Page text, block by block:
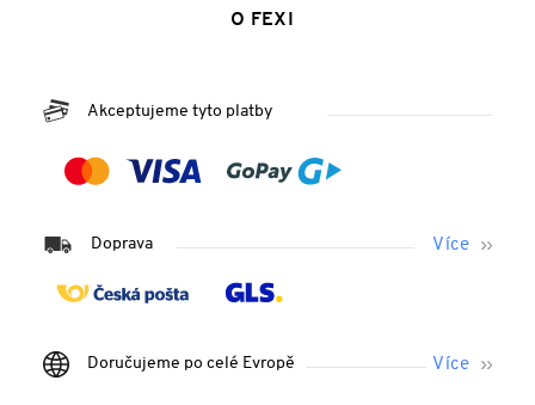
O FEXI
Akceptujeme tyto platby
Doprava
Doručujeme po celé Evropě